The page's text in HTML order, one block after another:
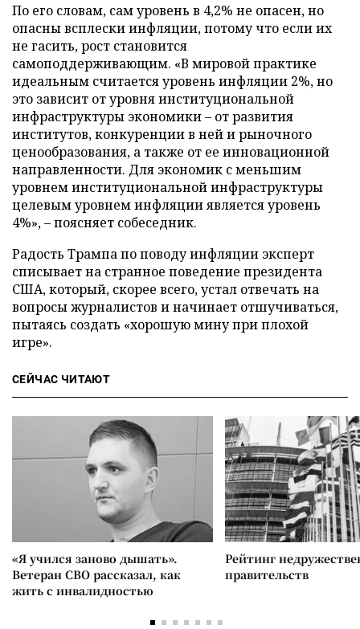
По его словам, сам уровень в 4,2% не опасен, но
опасны всплески инфляции, потому что если их
не гасить, рост становится
самоподдерживающим. «В мировой практике
идеальным считается уровень инфляции 2%, но
это зависит от уровня институциональной
инфраструктуры экономики – от развития
институтов, конкуренции в ней и рыночного
ценообразования, а также от ее инновационной
направленности. Для экономик с меньшим
уровнем институциональной инфраструктуры
целевым уровнем инфляции является уровень
4%», – поясняет собеседник.
Радость Трампа по поводу инфляции эксперт
списывает на странное поведение президента
США, который, скорее всего, устал отвечать на
вопросы журналистов и начинает отшучиваться,
пытаясь создать «хорошую мину при плохой
игре».
СЕЙЧАС ЧИТАЮТ
«Я учился заново дышать».
Ветеран СВО рассказал, как
жить с инвалидностью
Рейтинг
правительств